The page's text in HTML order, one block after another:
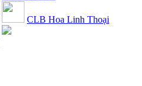
CLB Hoa Linh Thoại